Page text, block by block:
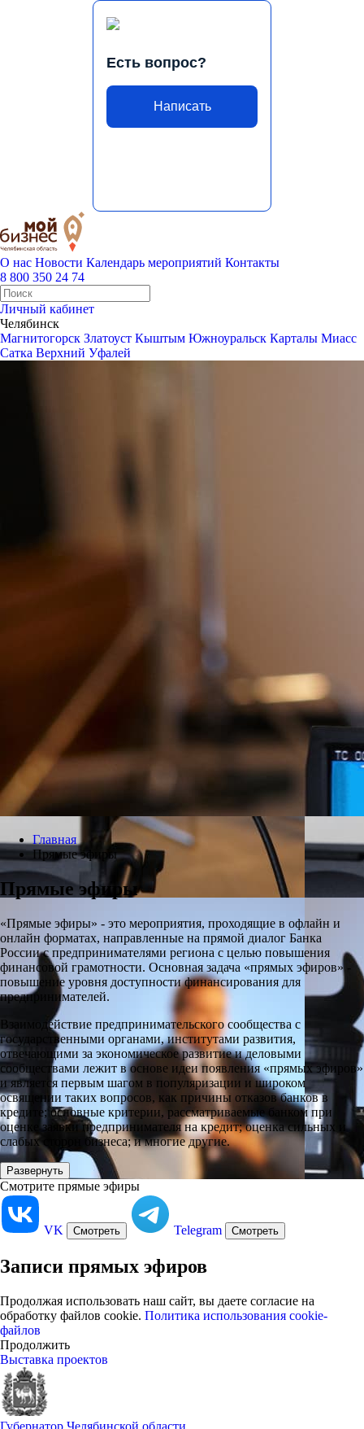
Есть вопрос?
Написать
О нас Новости Календарь мероприятий Контакты
8 800 350 24 74
Личный кабинет
Челябинск
Магнитогорск Златоуст Кыштым Южноуральск Карталы Миасс
Сатка Верхний Уфалей
Главная
Прямые эфиры
Прямые эфиры
«Прямые эфиры» - это мероприятия, проходящие в офлайн и
онлайн форматах, направленные на прямой диалог Банка
России с предпринимателями региона с целью повышения
финансовой грамотности. Основная задача «прямых эфиров» -
повышение уровня доступности финансирования для
предпринимателей.
Взаимодействие предпринимательского сообщества с
государственными органами, институтами развития,
отвечающими за экономическое развитие и деловыми
сообществами лежит в основе идеи появления «прямых эфиров»
и является первым шагом в популяризации и широком
освящении таких вопросов, как причины отказов банков в
кредите; основные критерии, рассматриваемые банком при
оценке заявки предпринимателя на кредит; оценка сильных и
слабых сторон бизнеса; и многие другие.
Развернуть
Смотрите прямые эфиры
VK Смотреть Telegram Смотреть
Записи прямых эфиров
Продолжая использовать наш сайт, вы даете согласие на
обработку файлов cookie. Политика использования cookie-
файлов
Продолжить
Выставка проектов
Губернатор Челябинской области